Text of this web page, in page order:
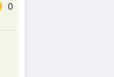
0